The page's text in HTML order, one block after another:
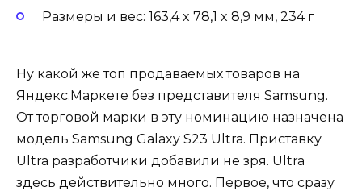
Размеры и вес: 163,4 x 78,1 x 8,9 мм, 234 г
Ну какой же топ продаваемых товаров на
Яндекс.Маркете без представителя Samsung.
От торговой марки в эту номинацию назначена
модель Samsung Galaxy S23 Ultra. Приставку
Ultra разработчики добавили не зря. Ultra
здесь действительно много. Первое, что сразу